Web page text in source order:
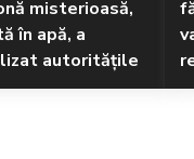
misterioasă,
în apă, a
autoritățile